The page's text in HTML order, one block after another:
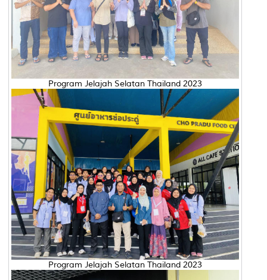
Program Jelajah Selatan Thailand 2023
Program Jelajah Selatan Thailand 2023